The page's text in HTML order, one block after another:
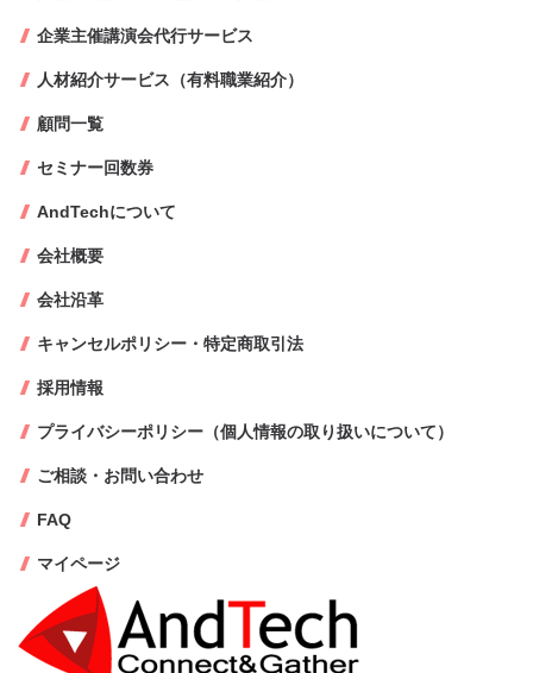
企業主催講演会代行サービス
人材紹介サービス（有料職業紹介）
顧問一覧
セミナー回数券
AndTechについて
会社概要
会社沿革
キャンセルポリシー・特定商取引法
採用情報
プライバシーポリシー（個人情報の取り扱いについて）
ご相談・お問い合わせ
FAQ
マイページ